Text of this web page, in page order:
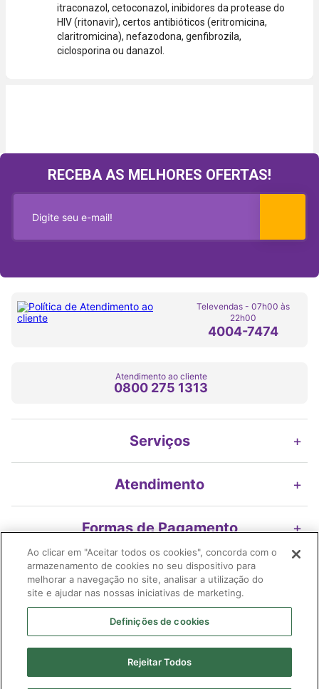
itraconazol, cetoconazol, inibidores da protease do
HIV (ritonavir), certos antibióticos (eritromicina,
claritromicina), nefazodona, genfibrozila,
ciclosporina ou danazol.
RECEBA AS MELHORES OFERTAS!
Televendas - 07h00 às
22h00
4004-7474
Atendimento ao cliente
0800 275 1313
Serviços +
Atendimento +
Formas de Pagamento +
Nossos Selos
Imifarma Produtos Farmacêuticos e Cosméticos S/A | Extrafarma |
04.899.316/0478-58| I.E. 119.116.200.116| Avenida Braz Leme, 2175 -
Ao clicar em "Aceitar todos os cookies", concorda com o
armazenamento de cookies no seu dispositivo para
melhorar a navegação no site, analisar a utilização do
site e ajudar nas nossas iniciativas de marketing.
Definições de cookies
Rejeitar Todos